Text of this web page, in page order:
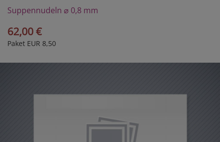
Suppennudeln ⌀ 0,8 mm
62,00 €
Paket EUR 8,50